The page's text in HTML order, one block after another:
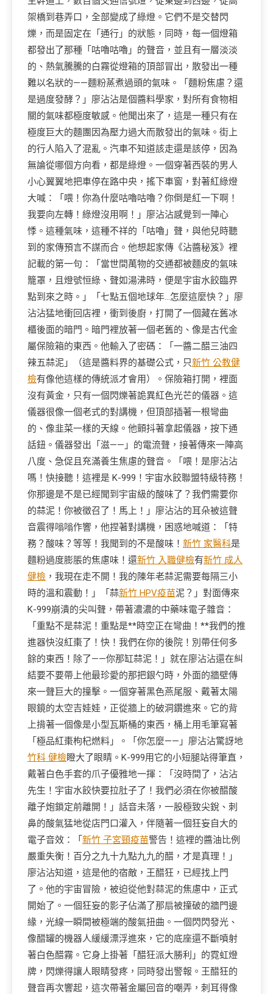
架橋到巷弄口，全部變成了綠燈。它們不是交替閃
爍，而是固定在「通行」的狀態，同時，每一個燈箱
都發出了那種「咕嚕咕嚕」的聲音，並且有一層淡淡
的、熱氣騰騰的白霧從燈箱的頂部冒出，散發出一種
難以名狀的——麵粉蒸煮過頭的氣味。「麵粉焦慮？還
是過度發酵？」廖沾沾是個醬料學家，對所有食物相
關的氣味都極度敏感。他聞出來了，這是一種只有在
極度巨大的麵團因為壓力過大而散發出的氣味。街上
的行人陷入了混亂。汽車不知道該走還是該停，因為
無論從哪個方向看，都是綠燈。一個穿著西裝的男人
小心翼翼地把車停在路中央，搖下車窗，對著紅綠燈
大喊：「喂！你為什麼咕嚕咕嚕？你倒是紅一下啊！
我要向左轉！綠燈沒用啊！」廖沾沾感覺到一陣心
悸。這種氣味，這種不祥的「咕嚕」聲，與他兒時聽
到的家傳預言不謀而合。他想起家傳《沾醬秘笈》裡
記載的第一句：「當世間萬物的交通都被麵皮的氣味
籠罩，且燈號恒綠、聲如湯沸時，便是宇宙水餃臨界
點到來之時。」「七點五個地球年…怎麼這麼快？」廖
沾沾猛地衝回店裡，衝到後廚，打開了一個藏在舊冰
櫃後面的暗門。暗門裡放著一個老舊的、像是古代金
屬保險箱的東西。他輸入了密碼：「一醬二醋三油四
辣五蒜泥」（這是醬料界的基礎公式，只新竹 公教健
檢有像他這樣的傳統派才會用）。保險箱打開，裡面
沒有黃金，只有一個閃爍著詭異紅色光芒的儀器。這
儀器很像一個老式的對講機，但頂部插著一根彎曲
的、像韭菜一樣的天線。他顫抖著拿起儀器，按下通
話鈕。儀器發出「滋——」的電流聲，接著傳來一陣高
八度、急促且充滿養生焦慮的聲音。「喂！是廖沾沾
嗎！快接聽！這裡是 K-999！宇宙水餃聯盟特級特務！
你那邊是不是已經聞到宇宙級的酸味了？我們需要你
的蒜泥！你被徵召了！馬上！」廖沾沾的耳朵被這聲
音震得嗡嗡作響，他捏著對講機，困惑地喊道：「特
務？酸味？等等！我聞到的不是酸味！ 新竹 家醫科是
麵粉過度膨脹的焦慮味！還新竹 入職健檢有新竹 成人
健檢 ，我現在走不開！我的陳年老蒜泥需要每隔三小
時的溫和震動！」「蒜新竹 HPV疫苗泥？」對面傳來
K-999崩潰的尖叫聲，帶著濃濃的中藥味電子雜音：
「重點不是蒜泥！重點是**時空正在彎曲！**我們的推
進器快沒紅棗了！快！我們在你的後院！別帶任何多
餘的東西！除了——你那缸蒜泥！」就在廖沾沾還在糾
結要不要帶上他最珍愛的那把銀勺時，外面的牆壁傳
來一聲巨大的撞擊。一個穿著黑色燕尾服、戴著太陽
眼鏡的太空吉娃娃，正從牆上的破洞鑽進來。它的背
上揹著一個像是小型瓦斯桶的東西，桶上用毛筆寫著
「極品紅棗枸杞燃料」。「你怎麼——」廖沾沾驚訝地
竹科 健檢瞪大了眼睛。K-999用它的小短腿站得筆直，
戴著白色手套的爪子優雅地一揮：「沒時間了，沾沾
先生！宇宙水餃快要拉肚子了！我們必須在你被醋酸
離子炮鎖定前離開！」話音未落，一股極致尖銳、刺
鼻的酸氣猛地從店門口灌入，伴隨著一個狂妄自大的
電子音效：「 新竹 子宮頸疫苗警告！這裡的醬油比例
嚴重失衡！百分之九十九點九九的醋，才是真理！」
廖沾沾知道，這是他的宿敵，王醋狂，已經找上門
了。他的宇宙冒險，被迫從他對蒜泥的焦慮中，正式
開始了。一個狂妄的影子佔滿了那扇被撞破的牆門邊
緣，光線一瞬間被極端的酸氣扭曲。一個閃閃發光、
像醋罐的機器人緩緩漂浮進來，它的底座還不斷噴射
著白色醋霧。它身上掛著「醋狂派大勝利」的霓虹燈
牌，閃爍得讓人眼睛發疼，同時發出警報。王醋狂的
聲音再次響起，這次帶著金屬回音的嘲弄，刺耳得像